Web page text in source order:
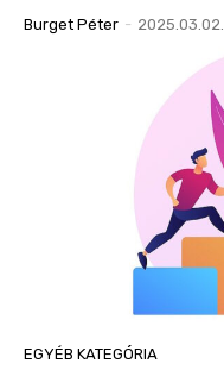
Burget Péter - 2025.03.02.
EGYÉB KATEGÓRIA